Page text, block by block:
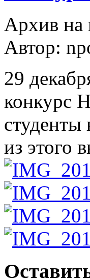
Архив на
Автор:
29
конкурс
студенты
из этого